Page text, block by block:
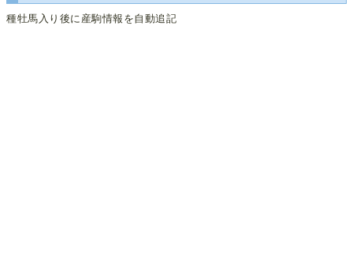
種牡馬入り後に産駒情報を自動追記